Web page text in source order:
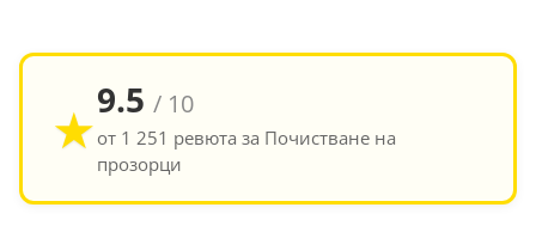
★9.5 / 10
от 1 251 ревюта за Почистване на
прозорци